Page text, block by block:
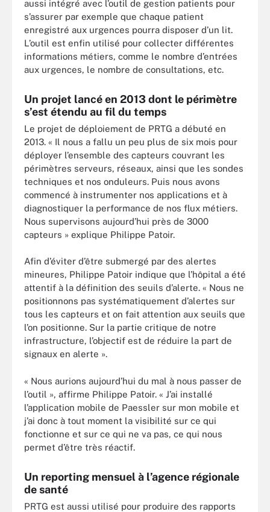
aussi intégré avec l’outil de gestion patients pour
s’assurer par exemple que chaque patient
enregistré aux urgences pourra disposer d’un lit.
L’outil est enfin utilisé pour collecter différentes
informations métiers, comme le nombre d’entrées
aux urgences, le nombre de consultations, etc.
Un projet lancé en 2013 dont le périmètre
s’est étendu au fil du temps
Le projet de déploiement de PRTG a débuté en
2013. « Il nous a fallu un peu plus de six mois pour
déployer l’ensemble des capteurs couvrant les
périmètres serveurs, réseaux, ainsi que les sondes
techniques et nos onduleurs. Puis nous avons
commencé à instrumenter nos applications et à
diagnostiquer la performance de nos flux métiers.
Nous supervisons aujourd’hui près de 3000
capteurs » explique Philippe Patoir.
Afin d’éviter d’être submergé par des alertes
mineures, Philippe Patoir indique que l’hôpital a été
attentif à la définition des seuils d’alerte. « Nous ne
positionnons pas systématiquement d’alertes sur
tous les capteurs et on fait attention aux seuils que
l’on positionne. Sur la partie critique de notre
infrastructure, l’objectif est de réduire la part de
signaux en alerte ».
« Nous aurions aujourd’hui du mal à nous passer de
l’outil », affirme Philippe Patoir. « J’ai installé
l’application mobile de Paessler sur mon mobile et
j’ai donc à tout moment la visibilité sur ce qui
fonctionne et sur ce qui ne va pas, ce qui nous
permet d’être très réactif.
Un reporting mensuel à l’agence régionale
de santé
PRTG est aussi utilisé pour produire des rapports